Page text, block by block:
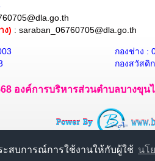
ง) : saraban_06760705@dla.go.th
กองช่าง :
กองสวัสดิ
องค์การบริหารส่วนตำบลบางขุ
สบการณ์การใช้งานให้กับผู้ใช้ นโ